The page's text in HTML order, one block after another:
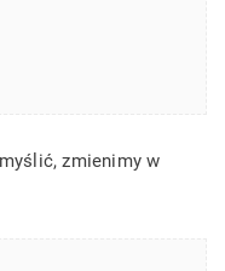
zmienimy w